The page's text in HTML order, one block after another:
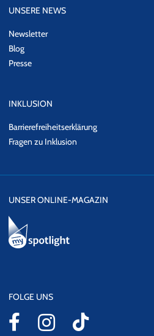
UNSERE NEWS
Newsletter
Blog
Presse
INKLUSION
Barrierefreiheitserklärung
Fragen zu Inklusion
UNSER ONLINE-MAGAZIN
FOLGE UNS